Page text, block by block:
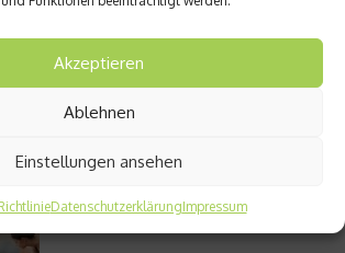
Akzeptieren
Ablehnen
Einstellungen ansehen
DatenschutzerklärungImpressum
Peru ist
CAVALLUNA – Tor zur Anderswelt
München